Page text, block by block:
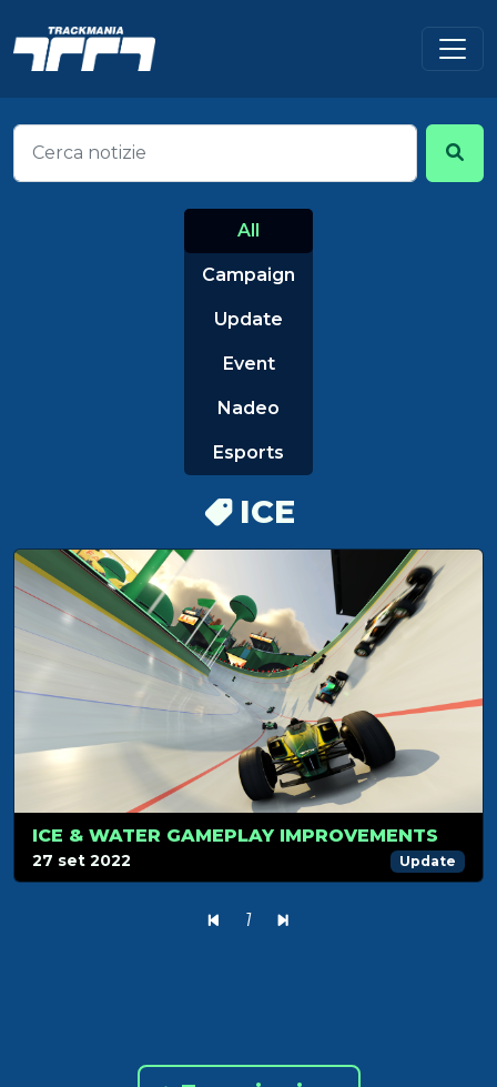
All
Campaign
Update
Event
Nadeo
Esports
ICE
ICE & WATER GAMEPLAY IMPROVEMENTS
27 set 2022 Update
1